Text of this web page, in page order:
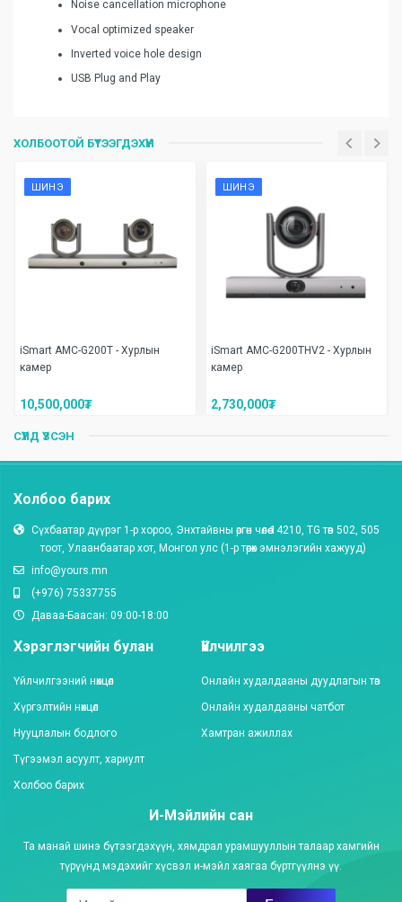
Noise cancellation microphone
Vocal optimized speaker
Inverted voice hole design
USB Plug and Play
Is_in_stock
ХОЛБООТОЙ БҮТЭЭГДЭХҮҮН
ШИНЭ
iSmart AMC-G200T - Хурлын
камер
10,500,000₮
ШИНЭ
iSmart AMC-G200THV2 - Хурлын
камер
2,730,000₮
СҮҮЛД ҮЗСЭН
Холбоо барих
Сүхбаатар дүүрэг 1-р хороо, Энхтайвны өргөн чөлөө 14210, TG төв 502, 505
тоот, Улаанбаатар хот, Монгол улc (1-р төрөх эмнэлэгийн хажууд)
info@yours.mn
(+976) 75337755
Даваа-Баасан: 09:00-18:00
Хэрэглэгчийн булан
Үйлчилгээний нөхцөл
Хүргэлтийн нөхцөл
Нууцлалын бодлого
Түгээмэл асуулт, хариулт
Холбоо барих
Үйлчилгээ
Онлайн худалдааны дуудлагын төв
Онлайн худалдааны чатбот
Хамтран ажиллах
И-Мэйлийн сан
Та манай шинэ бүтээгдэхүүн, хямдрал урамшууллын талаар хамгийн
түрүүнд мэдэхийг хүсвэл и-мэйл хаягаа бүртгүүлнэ үү.